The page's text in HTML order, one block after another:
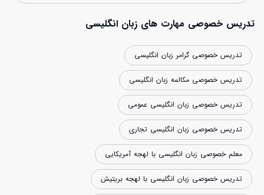
تدریس خصوصی مهارت های زبان انگلیسی
تدریس خصوصی گرامر زبان انگلیسی
تدریس خصوصی مکالمه زبان انگلیسی
تدریس خصوصی زبان انگلیسی عمومی
تدریس خصوصی زبان انگلیسی تجاری
معلم خصوصی زبان انگلیسی با لهجه آمریکایی
تدریس خصوصی زبان انگلیسی با لهجه بریتیش